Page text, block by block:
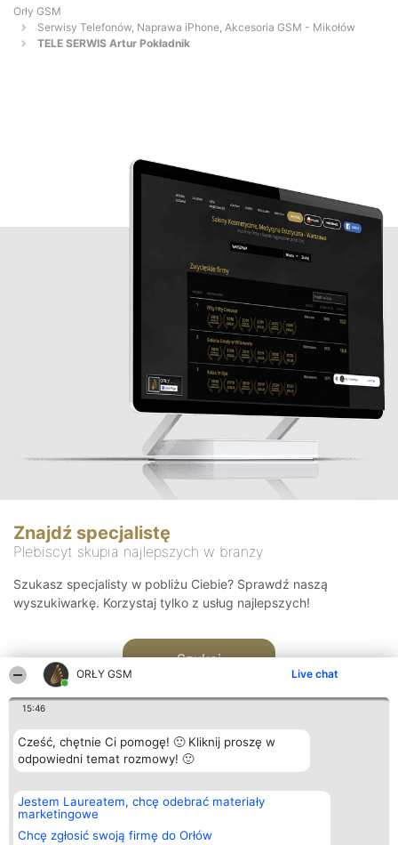
ORŁY GSM Live chat
15:46
Cześć, chętnie Ci pomogę! 🙂 Kliknij proszę w
odpowiedni temat rozmowy! 🙂
Jestem Laureatem, chcę odebrać materiały
marketingowe
Chcę zgłosić swoją firmę do Orłów
Orły GSM
Serwisy Telefonów, Naprawa iPhone, Akcesoria GSM - Mikołów
TELE SERWIS Artur Pokładnik
Znajdź specjalistę
Plebiscyt skupia najlepszych w branży
Szukasz specjalisty w pobliżu Ciebie? Sprawdź naszą
wyszukiwarkę. Korzystaj tylko z usług najlepszych!
Szukaj
Organizator plebiscytu
Bright Side Solutions sp. z o.
o. sp. k.
ul. Ruska 22
Wrocław 50-079
Plebiscyt
Laureaci
wszystkich
Laureatów
Kontakt
Kontakt